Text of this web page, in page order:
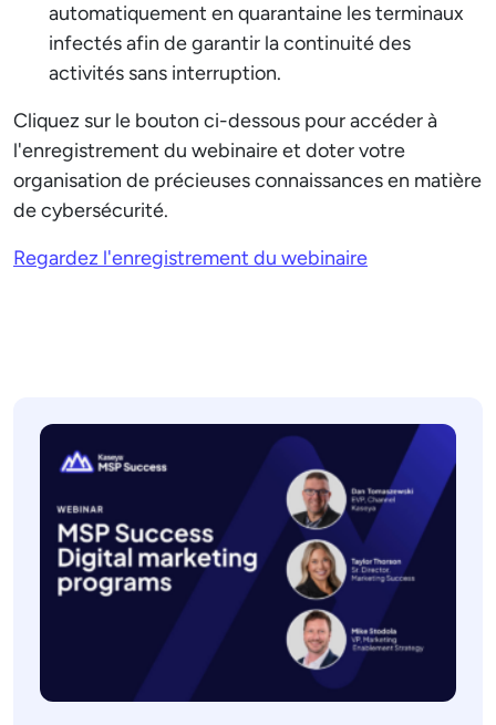
automatiquement en quarantaine les terminaux
infectés afin de garantir la continuité des
activités sans interruption.
Cliquez sur le bouton ci-dessous pour accéder à
l'enregistrement du webinaire et doter votre
organisation de précieuses connaissances en matière
de cybersécurité.
Regardez l'enregistrement du webinaire